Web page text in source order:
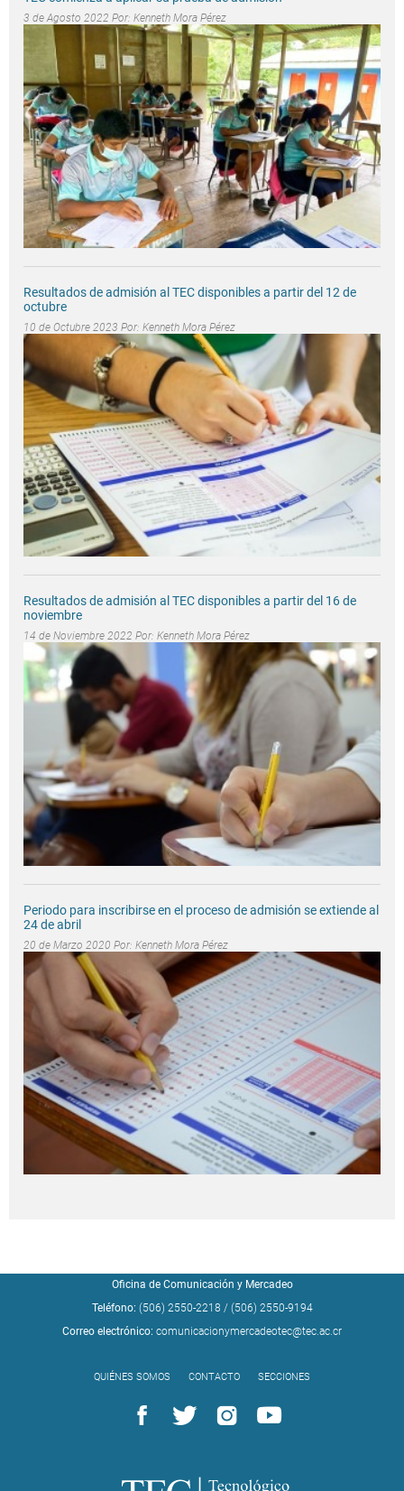
3 de Agosto 2022 Por: Kenneth Mora Pérez
Resultados de admisión al TEC disponibles a partir del 12 de
octubre
10 de Octubre 2023 Por: Kenneth Mora Pérez
Resultados de admisión al TEC disponibles a partir del 16 de
noviembre
14 de Noviembre 2022 Por: Kenneth Mora Pérez
Periodo para inscribirse en el proceso de admisión se extiende al
24 de abril
20 de Marzo 2020 Por: Kenneth Mora Pérez
Oficina de Comunicación y Mercadeo
Teléfono: (506) 2550-2218 / (506) 2550-9194
Correo electrónico: comunicacionymercadeotec@tec.ac.cr
QUIÉNES SOMOS CONTACTO SECCIONES